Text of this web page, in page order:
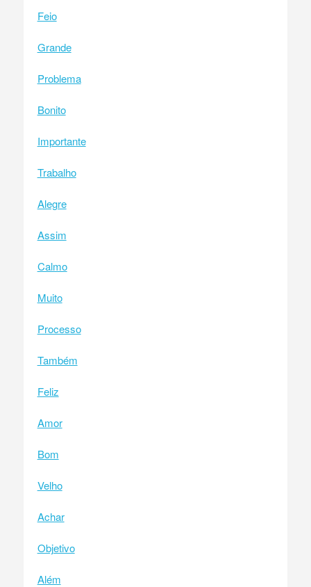
Feio
Grande
Problema
Bonito
Importante
Trabalho
Alegre
Assim
Calmo
Muito
Processo
Também
Feliz
Amor
Bom
Velho
Achar
Objetivo
Além